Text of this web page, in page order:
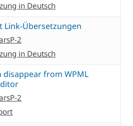
in Deutsch
Link-Übersetzungen
2
in Deutsch
disappear from WPML
2